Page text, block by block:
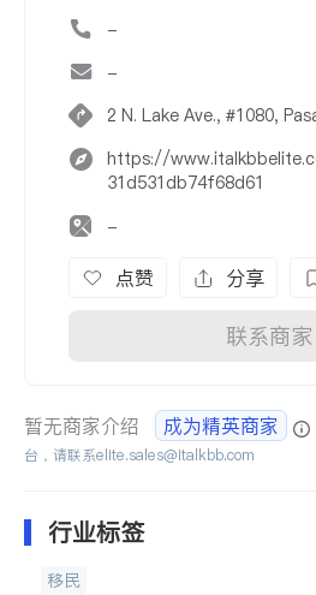
-
-
2 N. Lake Ave., #1080,
https://
31d531db74f68d61
-
点赞 分享
联系商家
暂无商家介绍 成为精英商家
台，请联系elite.sales@italkbb.com
行业标签
移民